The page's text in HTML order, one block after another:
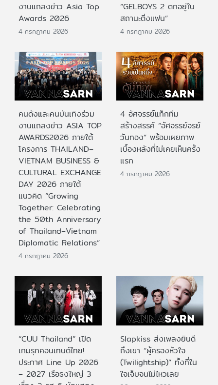
งานแถลงข่าว Asia Top
Awards 2026
4 กรกฎาคม 2026
“GELBOYS 2 ตกอยู่ใน
สถานะติ่งแฟน”
4 กรกฎาคม 2026
คนดังและคนบันเทิงร่วม
งานแถลงข่าว ASIA TOP
AWARDS2026 ภายใต้
โครงการ THAILAND–
VIETNAM BUSINESS &
CULTURAL EXCHANGE
DAY 2026 ภายใต้
แนวคิด “Growing
Together: Celebrating
the 50th Anniversary
of Thailand–Vietnam
Diplomatic Relations”
4 กรกฎาคม 2026
4 อัศจรรย์แท็กทีม
สร้างสรรค์ “อัศจรรย์จรย์
วันทอง” พร้อมเผยภาพ
เบื้องหลังที่ไม่เคยเห็นครั้ง
แรก
4 กรกฎาคม 2026
“CUU Thailand” เปิด
เกมรุกคอนเทนต์ไทย!
ประกาศ Line Up 2026
– 2027 เรือธงใหญ่ 3
Slapkiss ส่งเพลงยินดี
ถึงเขา “ผู้ครองหัวใจ
(Twilightship)” ทั้งที่ใน
ใจเจ็บจนไม่ไหวเลย